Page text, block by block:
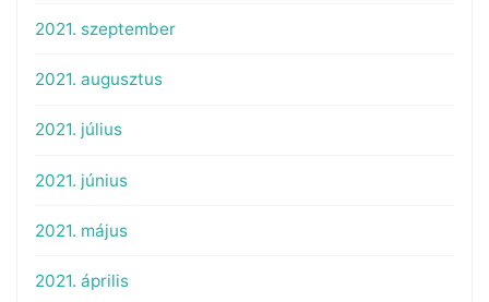
2021. szeptember
2021. augusztus
2021. július
2021. június
2021. május
2021. április